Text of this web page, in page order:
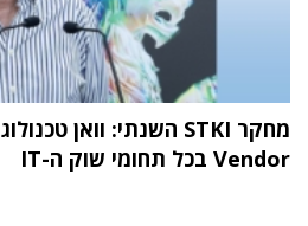
Vendor בכל תחומי שוק ה-IT